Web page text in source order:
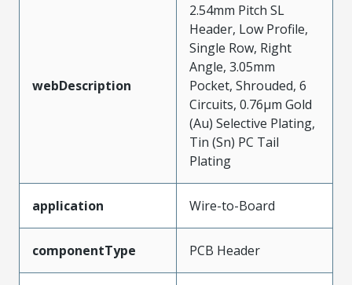
webDescription
2.54mm Pitch SL
Header, Low Profile,
Single Row, Right
Angle, 3.05mm
Pocket, Shrouded, 6
Circuits, 0.76µm Gold
(Au) Selective Plating,
Tin (Sn) PC Tail
Plating
application Wire-to-Board
componentType PCB Header